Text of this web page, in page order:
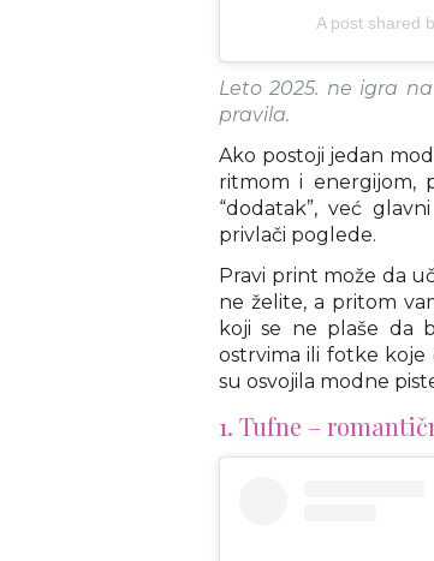
A post shared
Leto 2025. ne igra
pravila.
Ako postoji jedan
ritmom i energijom,
“dodatak”, već
privlači poglede.
Pravi print može da
ne želite, a pritom
koji se ne plaše da
ostrvima ili fotke
su osvojila modne
1. Tufne –